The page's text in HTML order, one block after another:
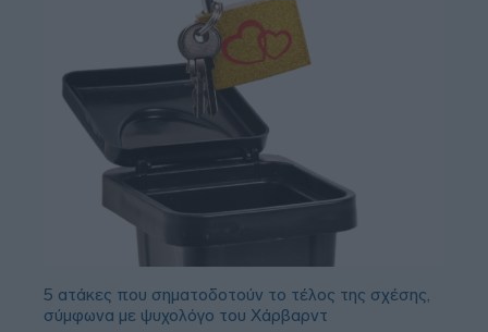
5 ατάκες που σηματοδοτούν το τέλος της σχέσης,
σύμφωνα με ψυχολόγο του Χάρβαρντ